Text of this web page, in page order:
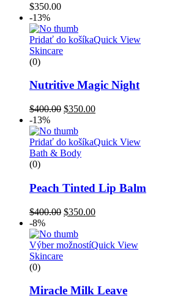
$350.00
-13%
Pridať do košíkaQuick View
Skincare
(0)
Nutritive Magic Night
$400.00 Pôvodná
bola:
$400.00.
$350.00Aktuálna
$350.00.
-13%
Pridať do košíkaQuick View
Bath & Body
(0)
Peach Tinted Lip Balm
$400.00 Pôvodná
bola:
$400.00.
$350.00Aktuálna
$350.00.
-8%
Výber možnostíQuick View
Skincare
(0)
Miracle Milk Leave